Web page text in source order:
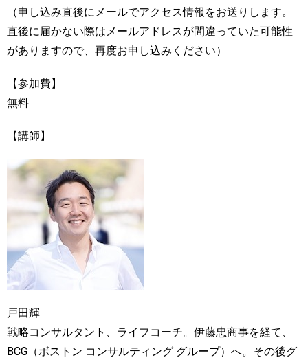
（申し込み直後にメールでアクセス情報をお送りします。
直後に届かない際はメールアドレスが間違っていた可能性
がありますので、再度お申し込みください）
【参加費】
無料
【講師】
戸田輝
戦略コンサルタント、ライフコーチ。伊藤忠商事を経て、
BCG（ボストン コンサルティング グループ）へ。その後グ